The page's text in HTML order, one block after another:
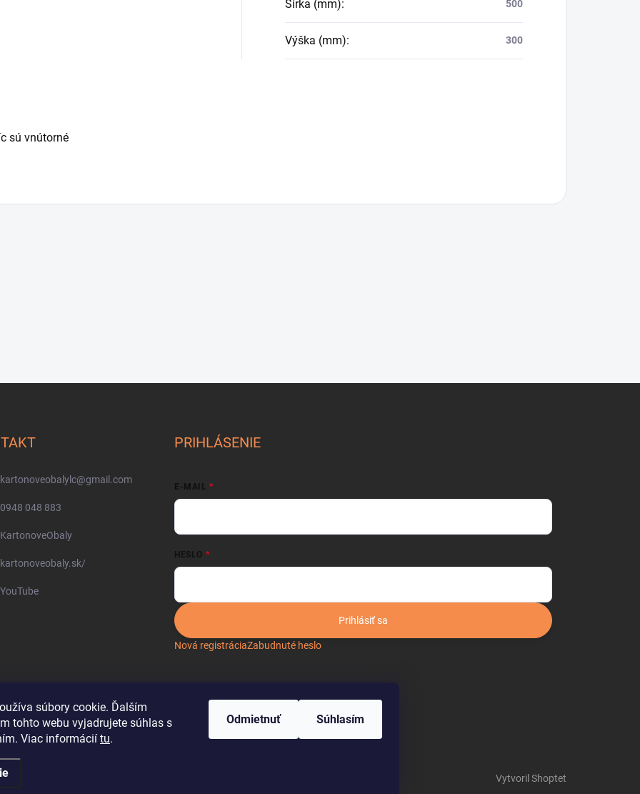
súbory cookie. Ďalším
tohto webu vyjadrujete súhlas s
Viac informácií tu.
Odmietnuť Súhlasím
sú vnútorné
Šírka (mm): 500
Výška (mm): 300
kartonoveobalylc@gmail.com
0948 048 883
KartonoveObaly
kartonoveobaly.sk/
YouTube
PRIHLÁSENIE
E-MAIL
HESLO
Prihlásiť sa
Nová registráciaZabudnuté heslo
Vytvoril Shoptet